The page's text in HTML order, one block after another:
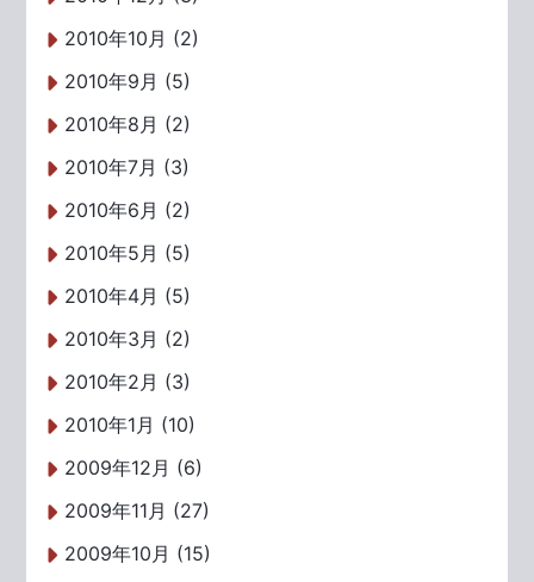
2010年10月 (2)
2010年9月 (5)
2010年8月 (2)
2010年7月 (3)
2010年6月 (2)
2010年5月 (5)
2010年4月 (5)
2010年3月 (2)
2010年2月 (3)
2010年1月 (10)
2009年12月 (6)
2009年11月 (27)
2009年10月 (15)